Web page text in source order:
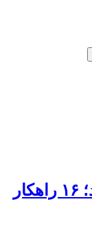
والدین کلاس اولی‌ها بخوانند؛ ۱۶ راهکار